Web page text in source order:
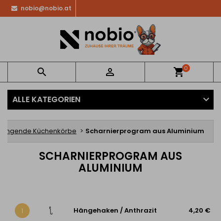
nobio@nobio.at
  shopping_cart0
ALLE KATEGORIEN
Küchenkörbe Scharnierprogram aus Aluminium
SCHARNIERPROGRAM AUS
ALUMINIUM
1 Hängehaken / Anthrazit 4,20 €